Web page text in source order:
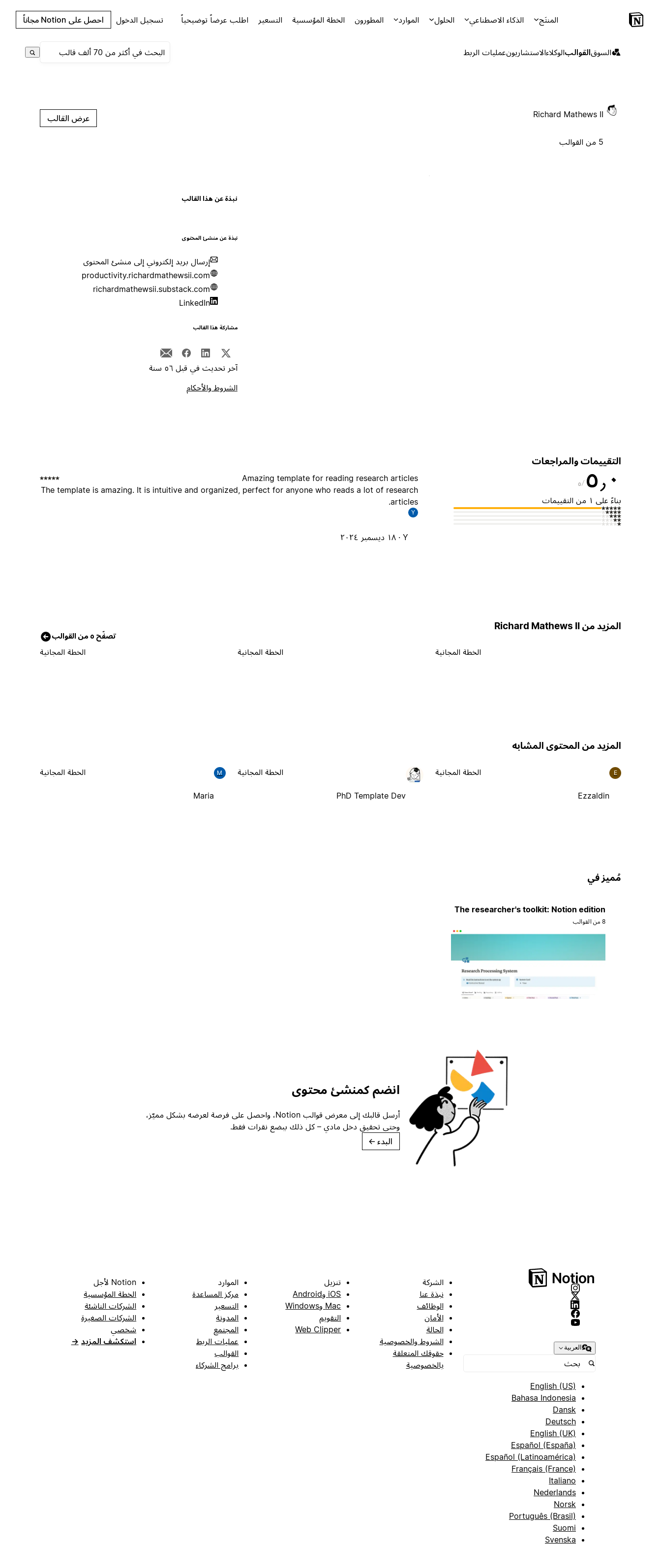
المنتَج الذكاء الاصطناعي الحلول الموارد المطورون الخطة المؤسسية التسعير اطلب عرضاً توضيحياً تسجيل الدخول احصل على Notion مجاناً
السوقالقوالبالوكلاءالاستشاريونعمليات الربط
Richard Mathews II
5 من القوالب
عرض القالب
نبذة عن هذا القالب
نبذة عن منشئ المحتوى
إرسال بريد إلكتروني إلى منشئ المحتوى
productivity.richardmathewsii.com
richardmathewsii.substack.com
LinkedIn
مشاركة هذا القالب
آخر تحديث في قبل ٥٦ سنة
الشروط والأحكام
التقييمات والمراجعات
٥٫٠ ٥
بناءً على ١ من التقييمات
Amazing template for reading research articles
The template is amazing. It is intuitive and organized, perfect for anyone who reads a lot of research
articles.
Y
Y · ١٨ ديسمبر ٢٠٢٤
المزيد من Richard Mathews II
تصفّح ٥ من القوالب
الخطة المجانية الخطة المجانية الخطة المجانية
المزيد من المحتوى المشابه
E
Ezzaldin
الخطة المجانية
PhD Template Dev
الخطة المجانية M
Maria
الخطة المجانية
مُميز في
The researcher's toolkit: Notion edition
8 من القوالب
انضم كمنشئ محتوى
أرسل قالبك إلى معرض قوالب Notion، واحصل على فرصة لعرضه بشكل مميّز،
وحتى تحقيق دخل مادي – كل ذلك ببضع نقرات فقط.
البدء →
العربية
English (US)
Bahasa Indonesia
Dansk
Deutsch
English (UK)
Español (España)
Español (Latinoamérica)
Français (France)
Italiano
Nederlands
Norsk
Português (Brasil)
Suomi
Svenska
الشركة
نبذة عنا
الوظائف
الأمان
الحالة
الشروط والخصوصية
حقوقك المتعلقة
بالخصوصية
تنزيل
iOS وAndroid
Mac وWindows
التقويم
Web Clipper
الموارد
مركز المساعدة
التسعير
المدونة
المجتمع
عمليات الربط
القوالب
برامج الشركاء
Notion لأجل
الخطة المؤسسية
الشركات الناشئة
الشركات الصغيرة
شخصي
استكشف المزيد →